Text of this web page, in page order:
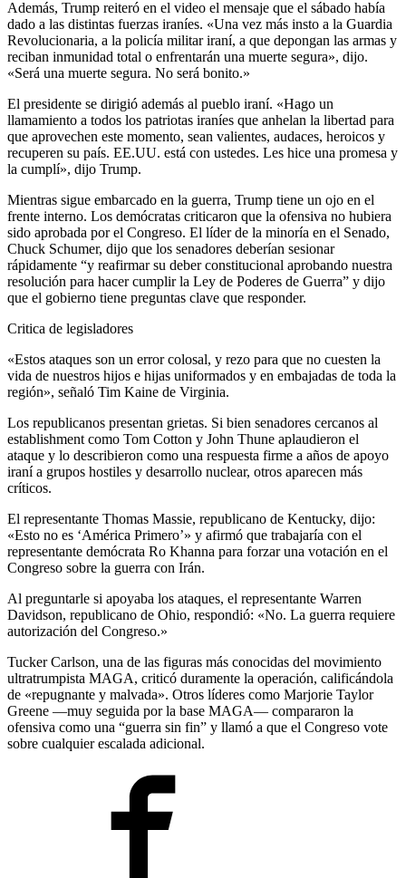
Además, Trump reiteró en el video el mensaje que el sábado había
dado a las distintas fuerzas iraníes. «Una vez más insto a la Guardia
Revolucionaria, a la policía militar iraní, a que depongan las armas y
reciban inmunidad total o enfrentarán una muerte segura», dijo.
«Será una muerte segura. No será bonito.»
El presidente se dirigió además al pueblo iraní. «Hago un
llamamiento a todos los patriotas iraníes que anhelan la libertad para
que aprovechen este momento, sean valientes, audaces, heroicos y
recuperen su país. EE.UU. está con ustedes. Les hice una promesa y
la cumplí», dijo Trump.
Mientras sigue embarcado en la guerra, Trump tiene un ojo en el
frente interno. Los demócratas criticaron que la ofensiva no hubiera
sido aprobada por el Congreso. El líder de la minoría en el Senado,
Chuck Schumer, dijo que los senadores deberían sesionar
rápidamente “y reafirmar su deber constitucional aprobando nuestra
resolución para hacer cumplir la Ley de Poderes de Guerra” y dijo
que el gobierno tiene preguntas clave que responder.
Critica de legisladores
«Estos ataques son un error colosal, y rezo para que no cuesten la
vida de nuestros hijos e hijas uniformados y en embajadas de toda la
región», señaló Tim Kaine de Virginia.
Los republicanos presentan grietas. Si bien senadores cercanos al
establishment como Tom Cotton y John Thune aplaudieron el
ataque y lo describieron como una respuesta firme a años de apoyo
iraní a grupos hostiles y desarrollo nuclear, otros aparecen más
críticos.
El representante Thomas Massie, republicano de Kentucky, dijo:
«Esto no es ‘América Primero’» y afirmó que trabajaría con el
representante demócrata Ro Khanna para forzar una votación en el
Congreso sobre la guerra con Irán.
Al preguntarle si apoyaba los ataques, el representante Warren
Davidson, republicano de Ohio, respondió: «No. La guerra requiere
autorización del Congreso.»
Tucker Carlson, una de las figuras más conocidas del movimiento
ultratrumpista MAGA, criticó duramente la operación, calificándola
de «repugnante y malvada». Otros líderes como Marjorie Taylor
Greene —muy seguida por la base MAGA— compararon la
ofensiva como una “guerra sin fin” y llamó a que el Congreso vote
sobre cualquier escalada adicional.